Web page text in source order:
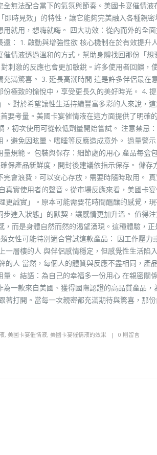
無法配合當下的氣氛與節奏。美國卡宴催情液
時見效」的特性，讓它能夠完美融入各種親密
就用，想嗨就嗨。 四大功效：從內而外的全
： 1. 啟動與增強性欲 核心機制在於有效提升
情液透過溫和的方式，幫助身體找回那份「想
刺激的反應也會更加敏銳。許多使用者回饋，
滿驚喜。 3. 延長高潮時間 這是許多伴侶最在
極致的愉悅中，享受更長久的美好時光。 4.
對於希望讓性生活持續豐富多彩的人來說，
要考量。美國卡宴催情液在這方面提供了明確
初次使用可從較低劑量開始嘗試。 注意禁忌
避免因眩暈、嗜睡等反應造成意外。 過量警
規範。 包裝與保存：細節處的用心 產品每盒
保產品新鮮度，開封後建議依指示保存。 儲存
會浪費，可以安心存放，需要時隨時取用。 真
實使用者的聲音。從市場反應來看，美國卡
誠實」。原本可能需要花時間醞釀的感覺，
進入狀態」的默契，讓感情更加升溫。 值得注
而是身體自然而然的渴望湧現。這種體驗，正
女性可能特別適合嘗試這款產品： 因工作壓力
層樓的人 與伴侶感情穩定，但感覺性生活陷
人 當然，每個人的體質與反應不盡相同，產
。 結語：為自己的幸福多一份用心 在親密關
一款來自美國、獲得國際認證的高品質產品，
打開。當每一次親密都充滿期待與驚喜，那
, 美國卡宴催情液, 美國卡宴催情液的效果 0 則留言